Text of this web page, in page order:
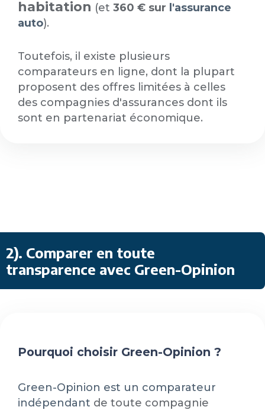
habitation (et 360 € sur l'assurance
auto).
Toutefois, il existe plusieurs
comparateurs en ligne, dont la plupart
proposent des offres limitées à celles
des compagnies d'assurances dont ils
sont en partenariat économique.
2). Comparer en toute
transparence avec Green-Opinion
Pourquoi choisir Green-Opinion ?
Green-Opinion est un comparateur
indépendant de toute compagnie